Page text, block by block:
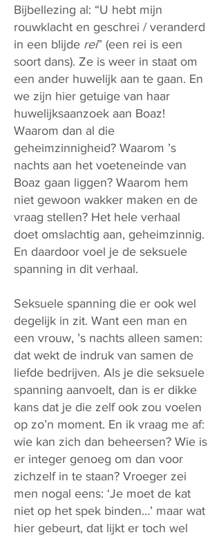
Bijbellezing al: “U hebt mijn
rouwklacht en geschrei / veranderd
in een blijde rei” (een rei is een
soort dans). Ze is weer in staat om
een ander huwelijk aan te gaan. En
we zijn hier getuige van haar
huwelijksaanzoek aan Boaz!
Waarom dan al die
geheimzinnigheid? Waarom ’s
nachts aan het voeteneinde van
Boaz gaan liggen? Waarom hem
niet gewoon wakker maken en de
vraag stellen? Het hele verhaal
doet omslachtig aan, geheimzinnig.
En daardoor voel je de seksuele
spanning in dit verhaal.
Seksuele spanning die er ook wel
degelijk in zit. Want een man en
een vrouw, ’s nachts alleen samen:
dat wekt de indruk van samen de
liefde bedrijven. Als je die seksuele
spanning aanvoelt, dan is er dikke
kans dat je die zelf ook zou voelen
op zo’n moment. En ik vraag me af:
wie kan zich dan beheersen? Wie is
er integer genoeg om dan voor
zichzelf in te staan? Vroeger zei
men nogal eens: ‘Je moet de kat
niet op het spek binden…’ maar wat
hier gebeurt, dat lijkt er toch wel